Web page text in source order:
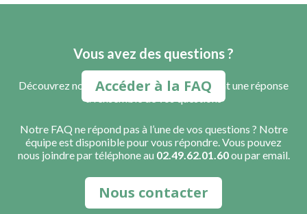
Vous avez des questions ?
Découvrez notre FAQ et obtenez rapidement une réponse
Accéder à la FAQ
Notre FAQ ne répond pas à l’une de vos questions ? Notre
équipe est disponible pour vous répondre. Vous pouvez
nous joindre par téléphone au 02.49.62.01.60ou par email.
Nous contacter